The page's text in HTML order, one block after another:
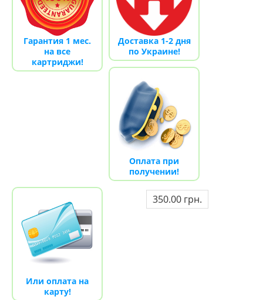
Гарантия 1 мес.
на все
картриджи!
Доставка 1-2 дня
по Украине!
Оплата при
получении!
Или оплата на
карту!
350.00 грн.